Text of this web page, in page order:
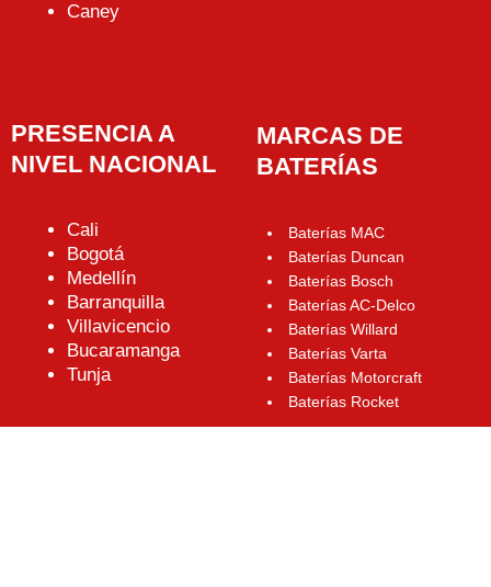
Caney
PRESENCIA A
NIVEL NACIONAL
Cali
Bogotá
Medellín
Barranquilla
Villavicencio
Bucaramanga
Tunja
MARCAS DE
BATERÍAS
Baterías MAC
Baterías Duncan
Baterías Bosch
Baterías AC-Delco
Baterías Willard
Baterías Varta
Baterías Motorcraft
Baterías Rocket